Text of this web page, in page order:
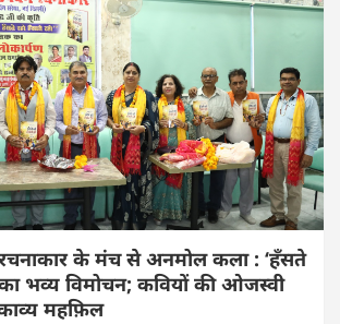
के मंच से अनमोल कला : ‘हॅंसते
का भव्य विमोचन; कवियों की ओजस्वी
महफ़िल